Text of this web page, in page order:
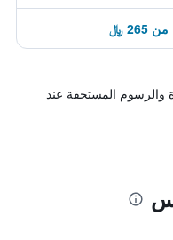
والرسوم المستحقة عند